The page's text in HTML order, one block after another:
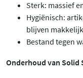
Sterk: massief
Hygiënisch:
blijven
Bestand tegen
Onderhoud van Solid